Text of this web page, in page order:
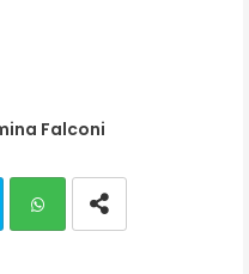
Falconi